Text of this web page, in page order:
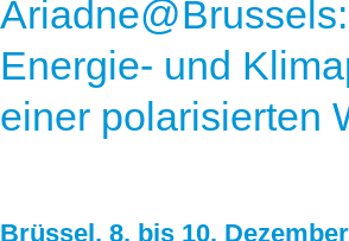
Energie- und
einer polarisierten
Brüssel, 8. bis 10.